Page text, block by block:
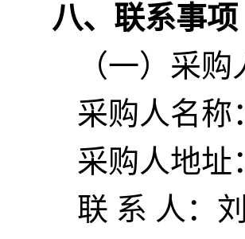
八、联系事项
（一）采
采购人名称
采购人地址
联 系 人：